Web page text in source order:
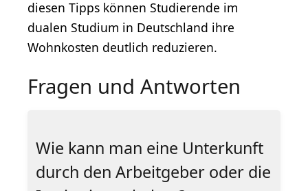
diesen Tipps können Studierende im
dualen Studium in Deutschland ihre
Wohnkosten deutlich reduzieren.
Fragen und Antworten
Wie kann man eine Unterkunft
durch den Arbeitgeber oder die